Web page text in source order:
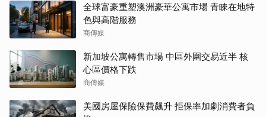
全球富豪重塑澳洲豪華公寓市場 青睞在地特
色與高階服務
商傳媒
新加坡公寓轉售市場 中區外圍交易近半 核
心區價格下跌
商傳媒
美國房屋保險保費飆升 拒保率加劇消費者負